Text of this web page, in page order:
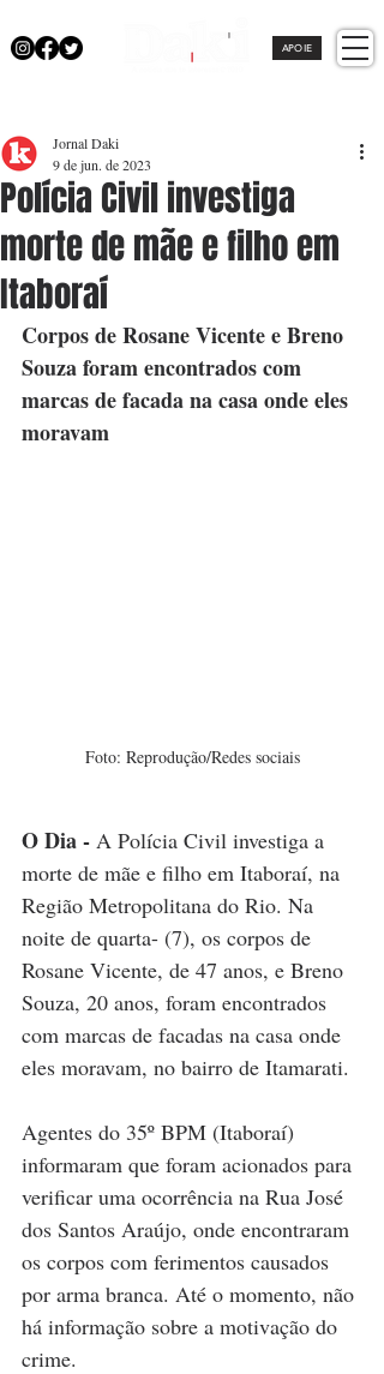
APOIE
Polícia Civil investiga
morte de mãe e filho em
Itaboraí
Jornal Daki
9 de jun. de 2023
Corpos de Rosane Vicente e Breno
Souza foram encontrados com
marcas de facada na casa onde eles
moravam
Foto: Reprodução/Redes sociais
O Dia - A Polícia Civil investiga a
morte de mãe e filho em Itaboraí, na
Região Metropolitana do Rio. Na
noite de quarta- (7), os corpos de
Rosane Vicente, de 47 anos, e Breno
Souza, 20 anos, foram encontrados
com marcas de facadas na casa onde
eles moravam, no bairro de Itamarati.
Agentes do 35º BPM (Itaboraí)
informaram que foram acionados para
verificar uma ocorrência na Rua José
dos Santos Araújo, onde encontraram
os corpos com ferimentos causados
por arma branca. Até o momento, não
há informação sobre a motivação do
crime.